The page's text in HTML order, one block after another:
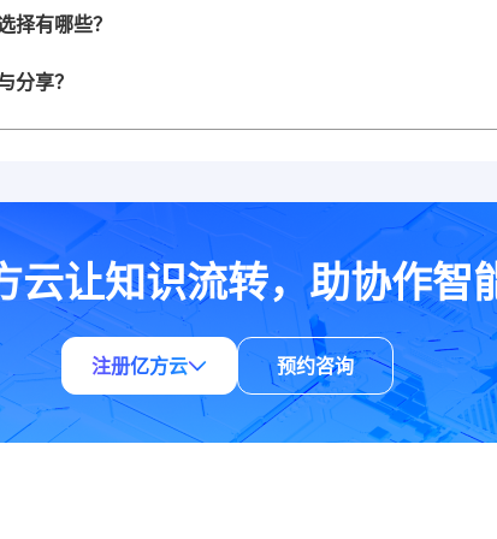
择有哪些？
分享？
云让知识流转，助协作智
注册亿方云 预约咨询